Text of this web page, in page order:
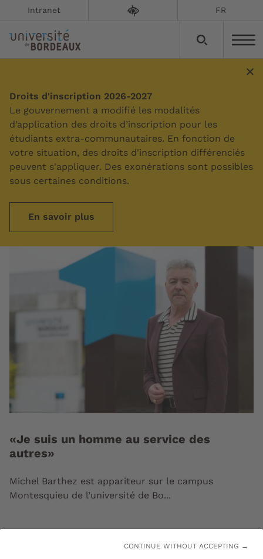
CONTINUE WITHOUT ACCEPTING →
Intranet FR
Droits d'inscription 2026-2027
Le gouvernement a modifié les modalités
d’application des droits d’inscription pour les
étudiants extra-communautaires. En fonction de
votre situation, des droits d'inscription différenciés
peuvent s'appliquer. Des exonérations sont possibles
sous certaines conditions.
En savoir plus
Elles et ils font l'université
de Bordeaux
Mise à jour le : 03/02/2026
Découvrez les parcours inspirants de celles et
«Je suis un homme au service des
autres»
Michel Barthez est appariteur sur le campus
Montesquieu de l’université de Bo...